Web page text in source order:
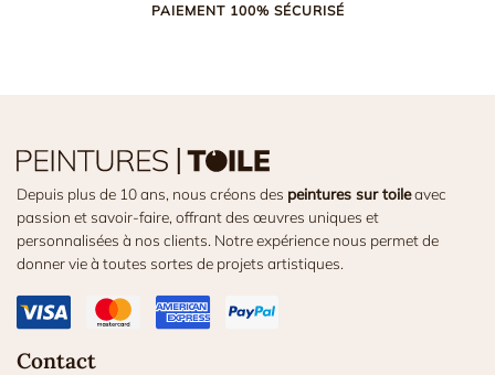
PAIEMENT 100% SÉCURISÉ
Depuis plus de 10 ans, nous créons des peintures sur toileavec
passion et savoir-faire, offrant des œuvres uniques et
personnalisées à nos clients. Notre expérience nous permet de
donner vie à toutes sortes de projets artistiques.
Contact